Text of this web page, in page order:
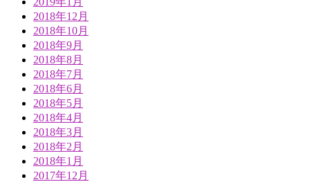
2018年12月
2018年10月
2018年9月
2018年8月
2018年7月
2018年6月
2018年5月
2018年4月
2018年3月
2018年2月
2018年1月
2017年12月